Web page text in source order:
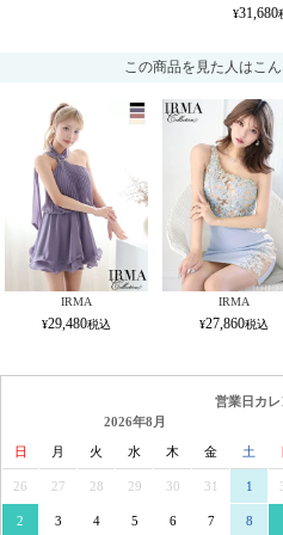
31,680
この商品を見た人はこ
IRMA
29,480
IRMA
27,860
営業日カ
2026年8月
日 月 火 水 木 金 土
26 27 28 29 30 31 1
2 3 4 5 6 7 8